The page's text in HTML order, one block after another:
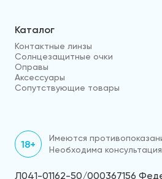
Каталог
Контактные линзы
Солнцезащитные очки
Оправы
Аксессуары
Сопутствующие товары
18+
Имеются
Необходима
Л041-01162-50/000367156